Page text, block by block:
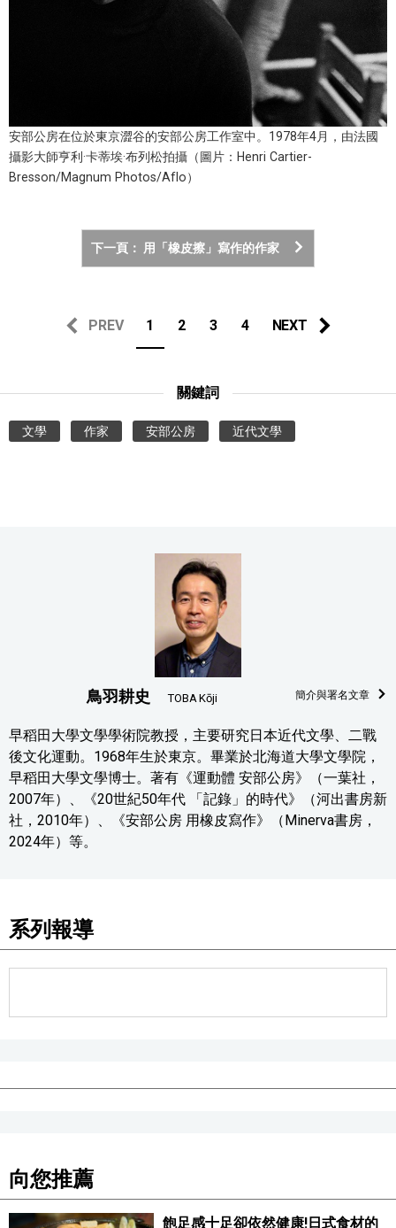
安部公房在位於東京澀谷的安部公房工作室中。1978年4月，由法國
攝影大師亨利·卡蒂埃·布列松拍攝（圖片：Henri Cartier-
Bresson/Magnum Photos/Aflo）
下一頁： 用「橡皮擦」寫作的作家
PREV 1 2 3 4 NEXT
關鍵詞
文學 作家 安部公房 近代文學
鳥羽耕史 TOBA Kōji 簡介與署名文章
早稻田大學文學學術院教授，主要研究日本近代文學、二戰
後文化運動。1968年生於東京。畢業於北海道大學文學院，
早稻田大學文學博士。著有《運動體 安部公房》（一葉社，
2007年）、《20世紀50年代 「記錄」的時代》（河出書房新
社，2010年）、《安部公房 用橡皮寫作》（Minerva書房，
2024年）等。
系列報導
向您推薦
飽足感十足卻依然健康!日式食材的